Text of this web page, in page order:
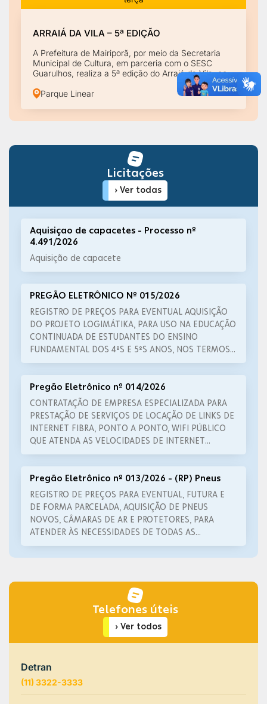
ARRAIÁ DA VILA – 5ª EDIÇÃO
A Prefeitura de Mairiporã, por meio da Secretaria
Municipal de Cultura, em parceria com o SESC
Guarulhos, realiza a 5ª edição do Arraiá da Vila, com
atrações culturais, shows, gastronomia típica e
atividades para toda a família. Participe!
Parque Linear
Licitações
› Ver todas
Aquisiçao de capacetes - Processo nº
4.491/2026
Aquisição de capacete
PREGÃO ELETRÔNICO Nº 015/2026
REGISTRO DE PREÇOS PARA EVENTUAL AQUISIÇÃO
DO PROJETO LOGIMÁTIKA, PARA USO NA EDUCAÇÃO
CONTINUADA DE ESTUDANTES DO ENSINO
FUNDAMENTAL DOS 4ºS E 5ºS ANOS, NOS TERMOS
DO SOLICITADO PELA SECRETARIA MUNICIPAL DE
EDUCAÇÃO
Pregão Eletrônico nº 014/2026
CONTRATAÇÃO DE EMPRESA ESPECIALIZADA PARA
PRESTAÇÃO DE SERVIÇOS DE LOCAÇÃO DE LINKS DE
INTERNET FIBRA, PONTO A PONTO, WIFI PÚBLICO
QUE ATENDA AS VELOCIDADES DE INTERNET
CONFORME CONDIÇÕES ESTABELECIDAS NESTE
TERMO DE REFERÊNCIA
Pregão Eletrônico nº 013/2026 - (RP) Pneus
REGISTRO DE PREÇOS PARA EVENTUAL, FUTURA E
DE FORMA PARCELADA, AQUISIÇÃO DE PNEUS
NOVOS, CÂMARAS DE AR E PROTETORES, PARA
ATENDER ÀS NECESSIDADES DE TODAS AS
SECRETARIAS MUNICIPAIS, GABINETE DO PREFEITO,
PROCURADORIA GERAL E SUBPREFEITURA DE
Telefones úteis
› Ver todos
Detran
(11) 3322-3333